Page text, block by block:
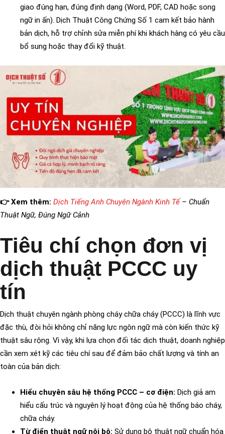
giao đúng hạn, đúng định dạng (Word, PDF, CAD hoặc song
ngữ in ấn). Dịch Thuật Công Chứng Số 1 cam kết bảo hành
bản dịch, hỗ trợ chỉnh sửa miễn phí khi khách hàng có yêu cầu
bổ sung hoặc thay đổi kỹ thuật.
👉 Xem thêm: Dịch Tiếng Anh Chuyên Ngành Kinh Tế– Chuẩn
Thuật Ngữ, Đúng Ngữ Cảnh
Tiêu chí chọn đơn vị
dịch thuật PCCC uy
tín
Dịch thuật chuyên ngành phòng cháy chữa cháy (PCCC) là lĩnh vực
đặc thù, đòi hỏi không chỉ năng lực ngôn ngữ mà còn kiến thức kỹ
thuật sâu rộng. Vì vậy, khi lựa chọn đối tác dịch thuật, doanh nghiệp
cần xem xét kỹ các tiêu chí sau để đảm bảo chất lượng và tính an
toàn của bản dịch:
Hiểu chuyên sâu hệ thống PCCC – cơ điện: Dịch giả am
hiểu cấu trúc và nguyên lý hoạt động của hệ thống báo cháy,
chữa cháy.
Từ điển thuật ngữ nội bộ: Sử dụng bộ thuật ngữ chuẩn hóa